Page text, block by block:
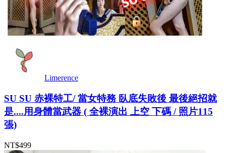
Limerence
SU SU 赤裸特工/ 當女特務 臥底失敗後 最後絕招就
是....用身體當武器 ( 全裸演出 上空 下碼 / 照片115
張)
NT$499